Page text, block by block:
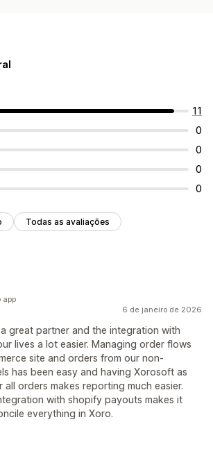
11
0
0
0
0
Todas as avaliações
6 de janeiro de 2026
great partner and the integration with
lives a lot easier. Managing order flows
site and orders from our non-
has been easy and having Xorosoft as
orders makes reporting much easier.
with shopify payouts makes it
everything in Xoro.
app